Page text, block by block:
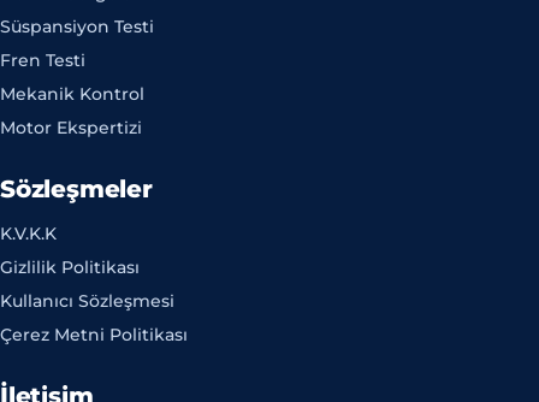
Süspansiyon Testi
Fren Testi
Mekanik Kontrol
Motor Ekspertizi
Sözleşmeler
K.V.K.K
Gizlilik Politikası
Kullanıcı Sözleşmesi
Çerez Metni Politikası
İletişim